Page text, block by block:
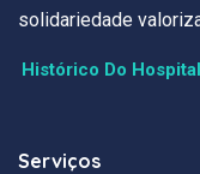
solidariedade
Histórico Do Hospital
Serviços